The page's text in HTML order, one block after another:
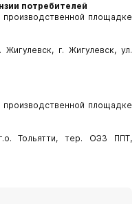
потребителей
производственной площадке
г. Жигулевск, ул.
производственной площадке
Тольятти, тер. ОЭЗ ППТ,